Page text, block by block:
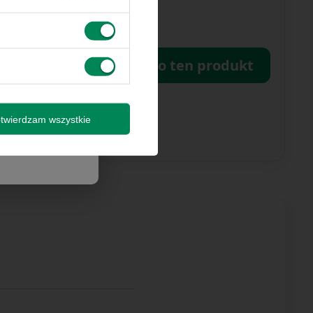
Zapytaj o ten produkt
wysyłki
się wszystkie